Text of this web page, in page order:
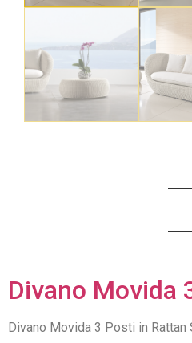
Divano Movida
Divano Movida 3 Posti in